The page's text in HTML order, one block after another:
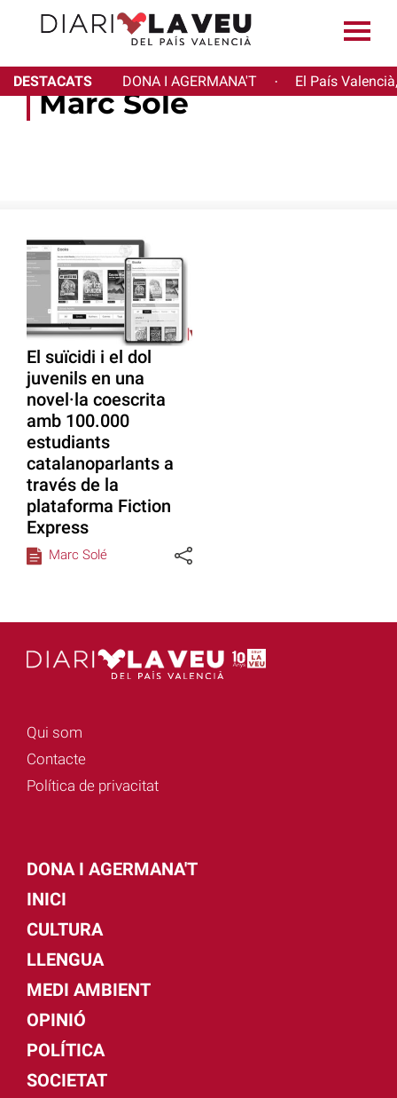
DESTACATS DONA I AGERMANA'T · El País
Marc Solé
El suïcidi i el dol
juvenils en una
novel·la coescrita
amb 100.000
estudiants
catalanoparlants a
través de la
plataforma Fiction
Express
Marc Solé
Qui som
Contacte
Política de privacitat
DONA I AGERMANA'T
INICI
CULTURA
LLENGUA
MEDI AMBIENT
OPINIÓ
POLÍTICA
SOCIETAT